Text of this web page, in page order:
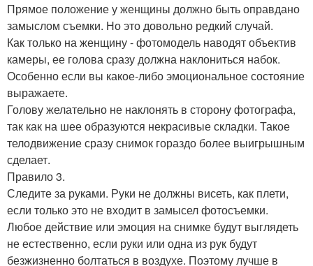
Прямое положение у женщины должно быть оправдано
замыслом съемки. Но это довольно редкий случай.
Как только на женщину - фотомодель наводят объектив
камеры, ее голова сразу должна наклониться набок.
Особенно если вы какое-либо эмоциональное состояние
выражаете.
Голову желательно не наклонять в сторону фотографа,
так как на шее образуются некрасивые складки. Такое
телодвижение сразу снимок гораздо более выигрышным
сделает.
Правило 3.
Следите за руками. Руки не должны висеть, как плети,
если только это не входит в замысел фотосъемки.
Любое действие или эмоция на снимке будут выглядеть
не естественно, если руки или одна из рук будут
безжизненно болтаться в воздухе. Поэтому лучше в